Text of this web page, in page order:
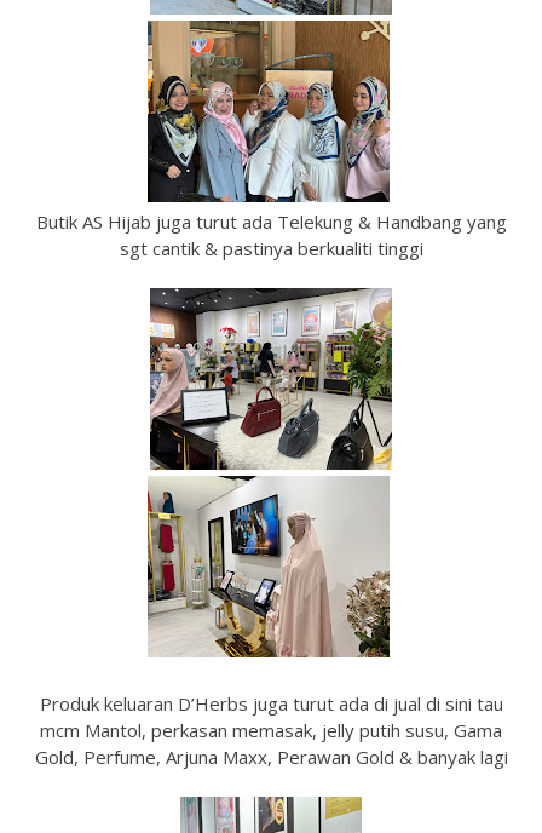
Butik AS Hijab juga turut ada Telekung & Handbang yang
sgt cantik & pastinya berkualiti tinggi
Produk keluaran D’Herbs juga turut ada di jual di sini tau
mcm Mantol, perkasan memasak, jelly putih susu, Gama
Gold, Perfume, Arjuna Maxx, Perawan Gold & banyak lagi